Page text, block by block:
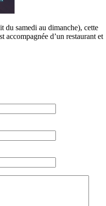
du samedi au dimanche), cette
accompagnée d’un restaurant et